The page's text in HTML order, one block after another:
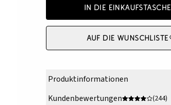
In die Einkaufstasche
Auf die Wunschliste
Produktinformationen
Kundenbewertungen
(244)